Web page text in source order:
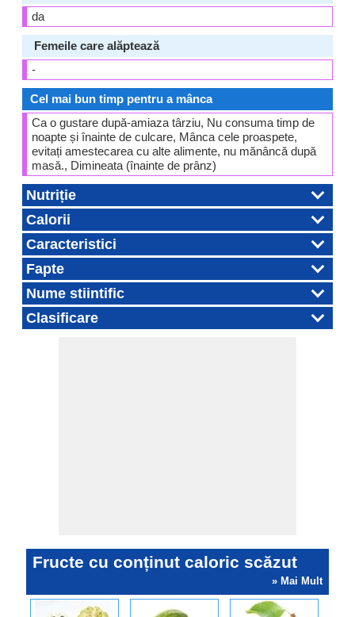
da
Femeile care alăptează
-
Cel mai bun timp pentru a mânca
Ca o gustare după-amiaza târziu, Nu consuma timp de
noapte și înainte de culcare, Mânca cele proaspete,
evitați amestecarea cu alte alimente, nu mănâncă după
masă., Dimineata (înainte de prânz)
Nutriție
Calorii
Caracteristici
Fapte
Nume stiintific
Clasificare
Fructe cu conținut caloric scăzut
» Mai Mult